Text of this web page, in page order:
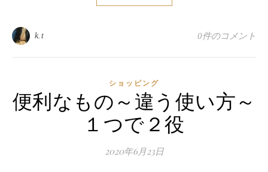
k.t 0件のコメント
ショッピング
便利なもの～違う使い方～
１つで２役
2020年6月23日